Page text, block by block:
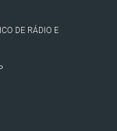
DE RÁDIO E